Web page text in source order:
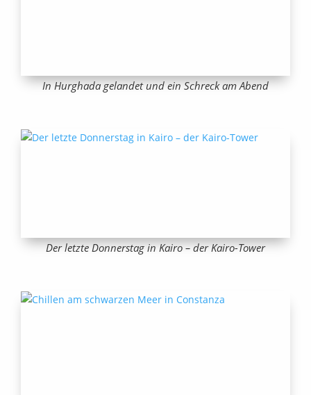
In Hurghada gelandet und ein Schreck am Abend
Der letzte Donnerstag in Kairo – der Kairo-Tower